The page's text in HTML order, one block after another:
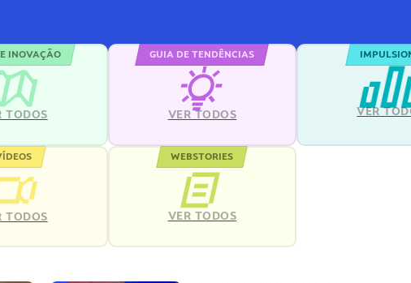
INOVAÇÃO
TODOS
GUIA DE TENDÊNCIAS
VER TODOS VER
TODOS
WEBSTORIES
VER TODOS